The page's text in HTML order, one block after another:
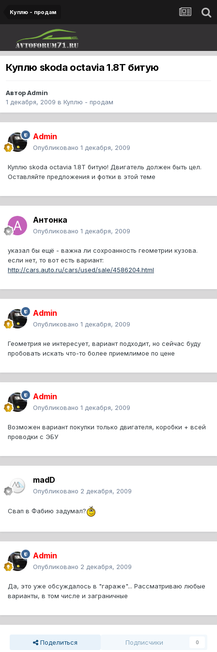
Куплю - продам
Куплю skoda octavia 1.8T битую
АвторAdmin
1 декабря, 2009 в Куплю - продам
Admin
Опубликовано 1 декабря, 2009
Куплю skoda octavia 1.8T битую! Двигатель должен быть цел.
Оставляйте предложения и фотки в этой теме
Антонка
Опубликовано 1 декабря, 2009
указал бы ещё - важна ли сохроанность геометрии кузова.
если нет, то вот есть вариант:
http://cars.auto.ru/cars/used/sale/4586204.html
Admin
Опубликовано 1 декабря, 2009
Геометрия не интересует, вариант подходит, но сейчас буду
пробовать искать что-то более приемлимое по цене
Admin
Опубликовано 1 декабря, 2009
Возможен вариант покупки только двигателя, коробки + всей
проводки с ЭБУ
madD
Опубликовано 2 декабря, 2009
Свап в Фабию задумал?
Admin
Опубликовано 2 декабря, 2009
Да, это уже обсуждалось в "гараже"... Рассматриваю любые
варианты, в том числе и заграничные
Поделиться Подписчики 0